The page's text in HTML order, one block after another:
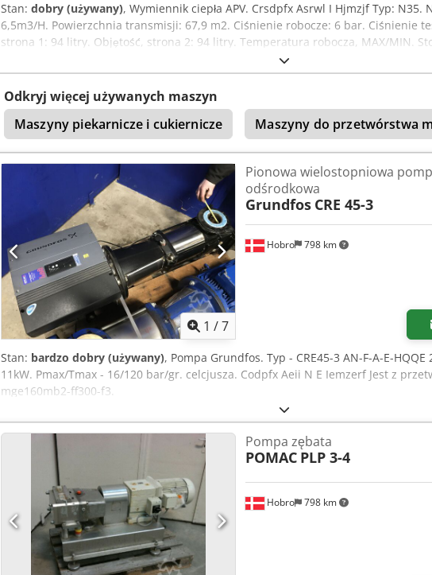
Stan: dobry (używany), Wymiennik ciepła APV. Crsdpfx Asrwl I Hjmzjf Typ: N35.
6,5m3/H. Powierzchnia transmisji: 67,9 m2. Ciśnienie robocze: 6 bar. Ciśnienie
strona 1: 94 litry. Objętość, strona 2: 94 litry. Temperatura robocza, MAX/MIN.
Odkryj więcej używanych maszyn
Maszyny piekarnicze i cukiernicze
Maszyny do przetwórstwa
1 /7
Hobro 798 km
Pionowa wielostopniowa
odśrodkowa
Grundfos CRE 45-3
Stan: bardzo dobry (używany), Pompa Grundfos. Typ - CRE45-3 AN-F-A-E-
11kW. Pmax/Tmax - 16/120 bar/gr. celcjusza. Codpfx Aeii N E Iemzerf Jest z
mge160mb2-ff300-f3.
Hobro 798 km
Pompa zębata
POMAC PLP 3-4